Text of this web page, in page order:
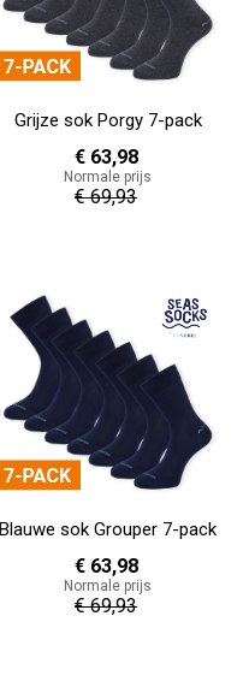
Grijze sok Porgy 7-pack
€ 63,98
Normale prijs
€ 69,93
Blauwe sok Grouper 7-pack
€ 63,98
Normale prijs
€ 69,93